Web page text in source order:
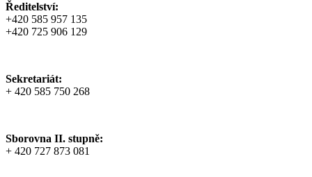
Ředitelství:
+420 585 957 135
+420 725 906 129
Sekretariát:
+ 420 585 750 268
Sborovna II. stupně:
+ 420 727 873 081